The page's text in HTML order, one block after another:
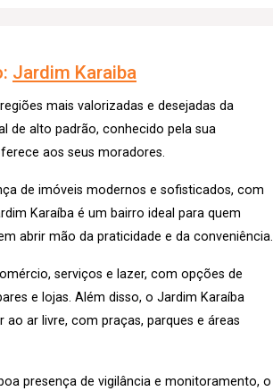
Jardim Karaiba
mais valorizadas e desejadas da
de alto padrão, conhecido pela sua
aos seus moradores.
de imóveis modernos e sofisticados, com
Karaíba é um bairro ideal para quem
abrir mão da praticidade e da conveniência.
serviços e lazer, com opções de
e lojas. Além disso, o Jardim Karaíba
ar livre, com praças, parques e áreas
presença de vigilância e monitoramento, o